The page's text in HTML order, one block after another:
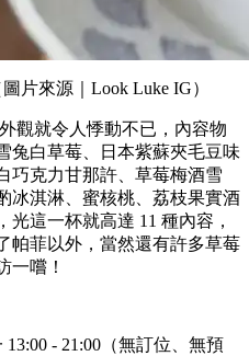
片來源｜Look Luke IG）
觀就令人悸動不已，內容物
兔白草莓、日本紫蘇夾毛豆味
巧克力甘那許、草莓梅酒雪
冰淇淋、蜜核桃、荔枝果實酒
這一杯就高達 11 種內容，
帕菲以外，當然還有許多草莓
一嚐！
- 21:00（無訂位、無預